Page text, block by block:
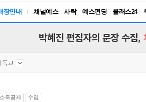
장안내 채널예스 사락 예스펀딩 클래스24
박혜진 편집자의 문장 수집,
독교
소득공제 수입